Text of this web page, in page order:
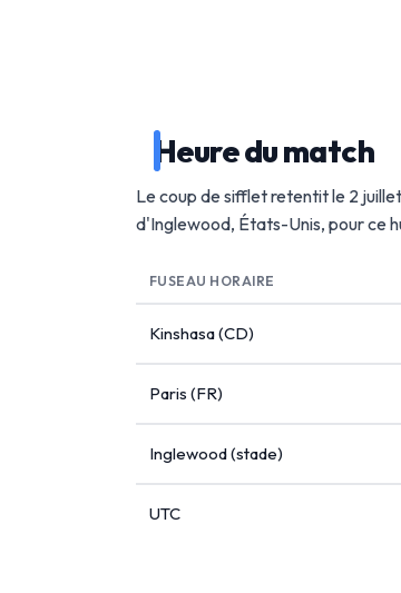
Heure du match
Le coup de sifflet retentit le 2
d'Inglewood, États-Unis, pour ce
FUSEAU HORAIRE
Kinshasa (CD)
Paris (FR)
Inglewood (stade)
UTC